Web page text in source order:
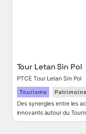
Tour Letan Sin Pol
PTCE Tour Letan Sin Pol
Tourisme Patrimoine
Des synergies entre les
innovants autour du